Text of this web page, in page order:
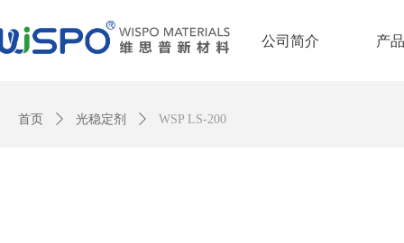
公司简介 产
首页 ꄲ 光稳定剂 ꄲ WSP LS-200